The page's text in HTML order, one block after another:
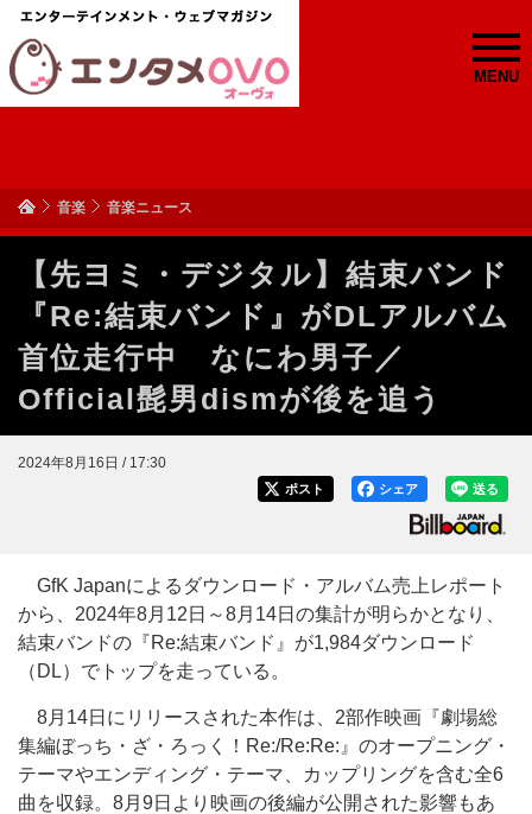
MENU
音楽 音楽ニュース
【先ヨミ・デジタル】結束バンド
『Re:結束バンド』がDLアルバム
首位走行中 なにわ男子／
Official髭男dismが後を追う
2024年8月16日 / 17:30
送る
シェア
ポスト
GfK Japanによるダウンロード・アルバム売上レポート
から、2024年8月12日～8月14日の集計が明らかとなり、
結束バンドの『Re:結束バンド』が1,984ダウンロード
（DL）でトップを走っている。
8月14日にリリースされた本作は、2部作映画『劇場総
集編ぼっち・ざ・ろっく！Re:/Re:Re:』のオープニング・
テーマやエンディング・テーマ、カップリングを含む全6
曲を収録。8月9日より映画の後編が公開された影響もあ